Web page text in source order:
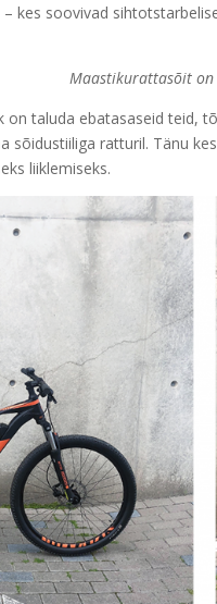
kes soovivad
Maastikurattasõit on
on taluda ebatasaseid teid,
sõidustiiliga ratturil. Tänu
liiklemiseks.